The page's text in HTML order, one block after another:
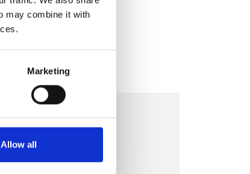
may combine it with
Marketing
Allow all
toute la Belgique.